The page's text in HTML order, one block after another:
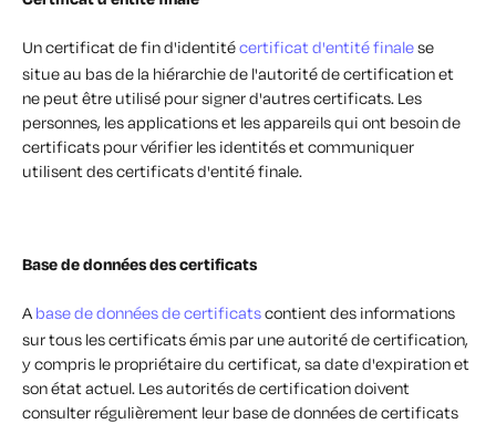
Un certificat de fin d'identitécertificat d'entité finalese
situe au bas de la hiérarchie de l'autorité de certification et
ne peut être utilisé pour signer d'autres certificats. Les
personnes, les applications et les appareils qui ont besoin de
certificats pour vérifier les identités et communiquer
utilisent des certificats d'entité finale.
Base de données des certificats
A base de données de certificatscontient des informations
sur tous les certificats émis par une autorité de certification,
y compris le propriétaire du certificat, sa date d'expiration et
son état actuel. Les autorités de certification doivent
consulter régulièrement leur base de données de certificats